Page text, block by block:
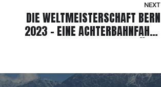
NEXT
DIE WELTMEISTERSCHAFT BERN
2023 - EINE ACHTERBAHNFAHRT